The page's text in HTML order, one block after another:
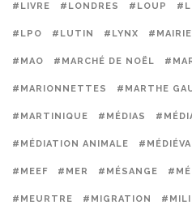
#LIVRE #LONDRES #LOUP
#LPO #LUTIN #LYNX #MAIRIE
#MAO #MARCHÉ DE NOËL
#MARIONNETTES #MARTHE
#MARTINIQUE #MÉDIAS
#MÉDIATION ANIMALE
#MEEF #MER #MÉSANGE
#MEURTRE #MIGRATION